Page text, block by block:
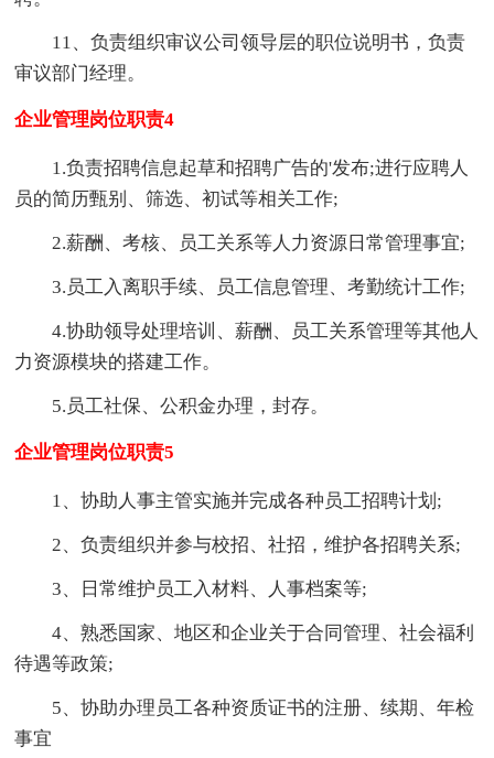
11、负责组织审议公司领导层的职位说明书，负责
审议部门经理。
企业管理岗位职责4
1.负责招聘信息起草和招聘广告的'发布;进行应聘人
员的简历甄别、筛选、初试等相关工作;
2.薪酬、考核、员工关系等人力资源日常管理事宜;
3.员工入离职手续、员工信息管理、考勤统计工作;
4.协助领导处理培训、薪酬、员工关系管理等其他人
力资源模块的搭建工作。
5.员工社保、公积金办理，封存。
企业管理岗位职责5
1、协助人事主管实施并完成各种员工招聘计划;
2、负责组织并参与校招、社招，维护各招聘关系;
3、日常维护员工入材料、人事档案等;
4、熟悉国家、地区和企业关于合同管理、社会福利
待遇等政策;
5、协助办理员工各种资质证书的注册、续期、年检
事宜